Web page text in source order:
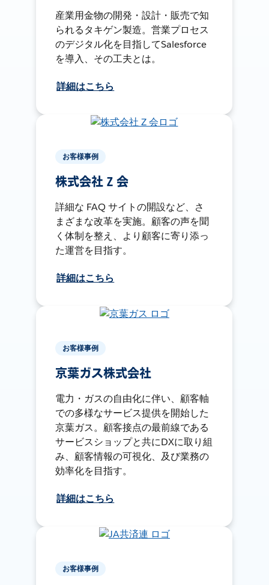
産業用金物の開発・設計・販売で知
られるタキゲン製造。営業プロセス
のデジタル化を目指してSalesforce
を導入、その工夫とは。
詳細はこちら
お客様事例
株式会社 Z 会
詳細な FAQ サイトの開設など、さ
まざまな改革を実施。顧客の声を聞
く体制を整え、より顧客に寄り添っ
た運営を目指す。
詳細はこちら
お客様事例
京葉ガス株式会社
電力・ガスの自由化に伴い、顧客軸
での多様なサービス提供を開始した
京葉ガス。顧客接点の最前線である
サービスショップと共にDXに取り組
み、顧客情報の可視化、及び業務の
効率化を目指す。
詳細はこちら
お客様事例